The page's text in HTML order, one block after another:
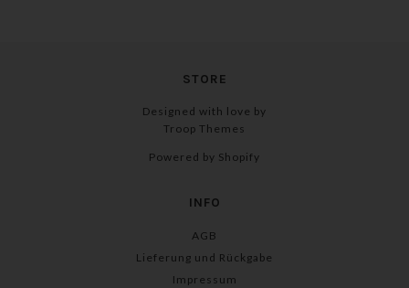
STORE
Designed with love by
Troop Themes
Powered by Shopify
INFO
AGB
Lieferung und Rückgabe
Impressum